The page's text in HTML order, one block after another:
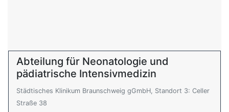
Abteilung für Neonatologie und
pädiatrische Intensivmedizin
Städtisches Klinikum Braunschweig gGmbH, Standort 3: Celler
Straße 38